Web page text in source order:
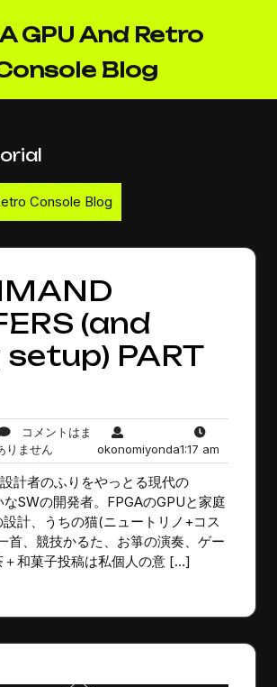
GPU And Retro
Blog
Console Blog
(and
setup) PART
コメントはま
りません
メ
ン
ト
は
ま
だ
あ
せ
okonomiyondaokonomiyonda
1:17 am1:17
am
計者のふりをやっとる現代の
SWの開発者。FPGAのGPUと家庭
計、うちの猫(ニュートリノ+コス
首、競技かるた、お箏の演奏、ゲー
＋和菓子投稿は私個人の意 […]